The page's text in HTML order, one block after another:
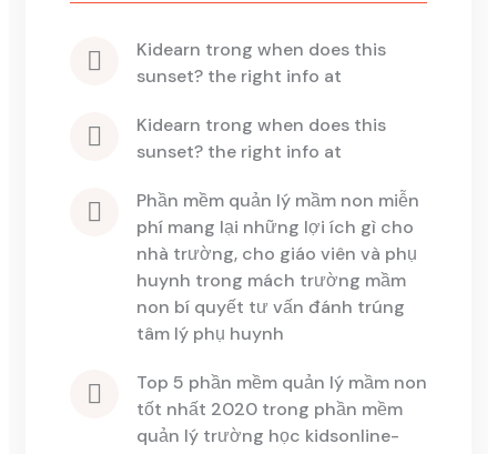
kidearn trong when does this
sunset? the right info at
kidearn trong when does this
sunset? the right info at
phần mềm quản lý mầm non miễn
phí mang lại những lợi ích gì cho
nhà trường, cho giáo viên và phụ
huynh trong mách trường mầm
non bí quyết tư vấn đánh trúng
tâm lý phụ huynh
top 5 phần mềm quản lý mầm non
tốt nhất 2020 trong phần mềm
quản lý trường học kidsonline-